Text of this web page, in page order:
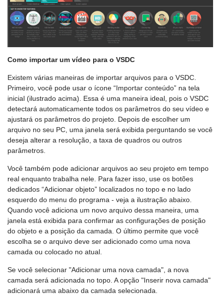
Como importar um vídeo para o VSDC
Existem várias maneiras de importar arquivos para o VSDC.
Primeiro, você pode usar o ícone “Importar conteúdo” na tela
inicial (ilustrado acima). Essa é uma maneira ideal, pois o VSDC
detectará automaticamente todos os parâmetros do seu vídeo e
ajustará os parâmetros do projeto. Depois de escolher um
arquivo no seu PC, uma janela será exibida perguntando se você
deseja alterar a resolução, a taxa de quadros ou outros
parâmetros.
Você também pode adicionar arquivos ao seu projeto em tempo
real enquanto trabalha nele. Para fazer isso, use os botões
dedicados “Adicionar objeto” localizados no topo e no lado
esquerdo do menu do programa - veja a ilustração abaixo.
Quando você adiciona um novo arquivo dessa maneira, uma
janela está exibida para confirmar as configurações de posição
do objeto e a posição da camada. O último permite que você
escolha se o arquivo deve ser adicionado como uma nova
camada ou colocado no atual.
Se você selecionar "Adicionar uma nova camada", a nova
camada será adicionada no topo. A opção "Inserir nova camada"
adicionará uma abaixo da camada selecionada.